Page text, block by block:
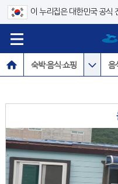
이 누리집은 대한민국 공식
숙박·음식·쇼핑 음